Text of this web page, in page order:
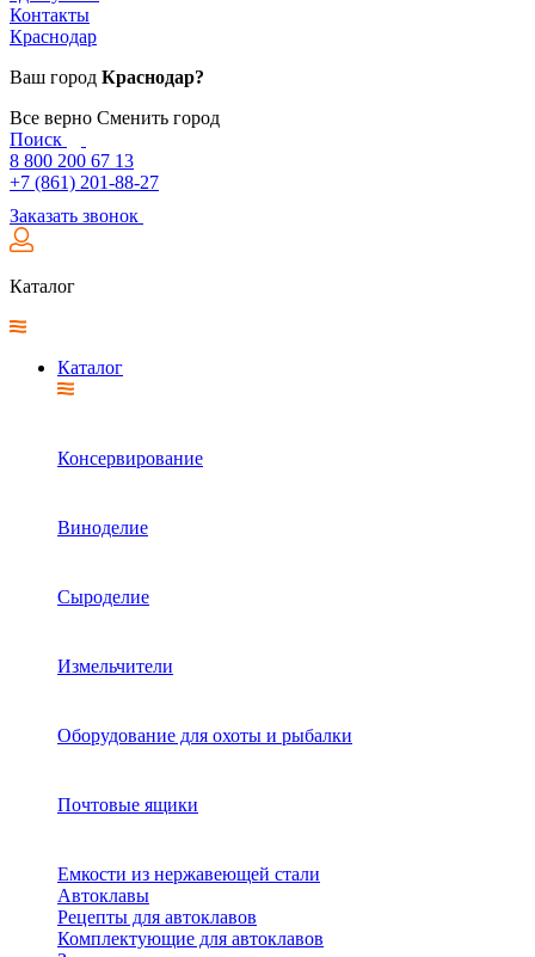
Контакты
Краснодар
Ваш город Краснодар?
Все верно Сменить город
Поиск
8 800 200 67 13
+7 (861) 201-88-27
Заказать звонок
Каталог
Каталог
Консервирование
Виноделие
Сыроделие
Измельчители
Оборудование для охоты и рыбалки
Почтовые ящики
Емкости из нержавеющей стали
Автоклавы
Рецепты для автоклавов
Комплектующие для автоклавов